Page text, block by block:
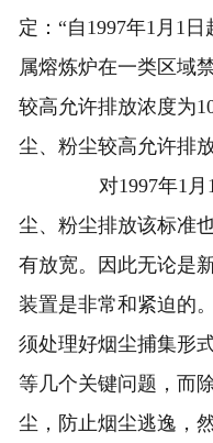
定：“自1997年1月1
属熔炼炉在一类区域
较高允许排放浓度为
尘、粉尘较高允许排放
对1997年1月1
尘、粉尘排放该标准
有放宽。因此无论是
装置是非常和紧迫的
须处理好烟尘捕集形
等几个关键问题，而
尘，防止烟尘逃逸，